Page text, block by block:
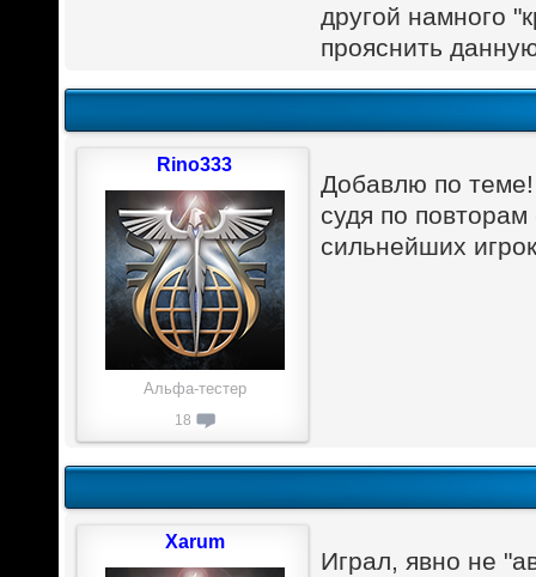
другой намного
прояснить
Добавлю по
судя по
сильнейших
Rino333
Альфа-тестер
18
Играл, явно не
Xarum